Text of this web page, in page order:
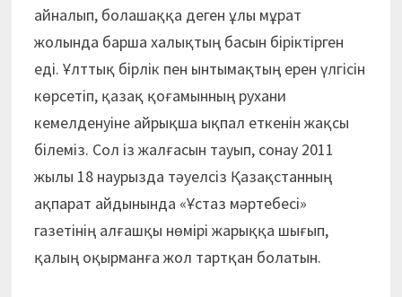
айналып, болашаққа деген ұлы мұрат
жолында барша халықтың басын біріктірген
еді. Ұлттық бірлік пен ынтымақтың ерен үлгісін
көрсетіп, қазақ қоғамынның рухани
кемелденуіне айрықша ықпал еткенін жақсы
білеміз. Сол із жалғасын тауып, сонау 2011
жылы 18 наурызда тәуелсіз Қазақстанның
ақпарат айдынында «Ұстаз мәртебесі»
газетінің алғашқы нөмірі жарыққа шығып,
қалың оқырманға жол тартқан болатын.